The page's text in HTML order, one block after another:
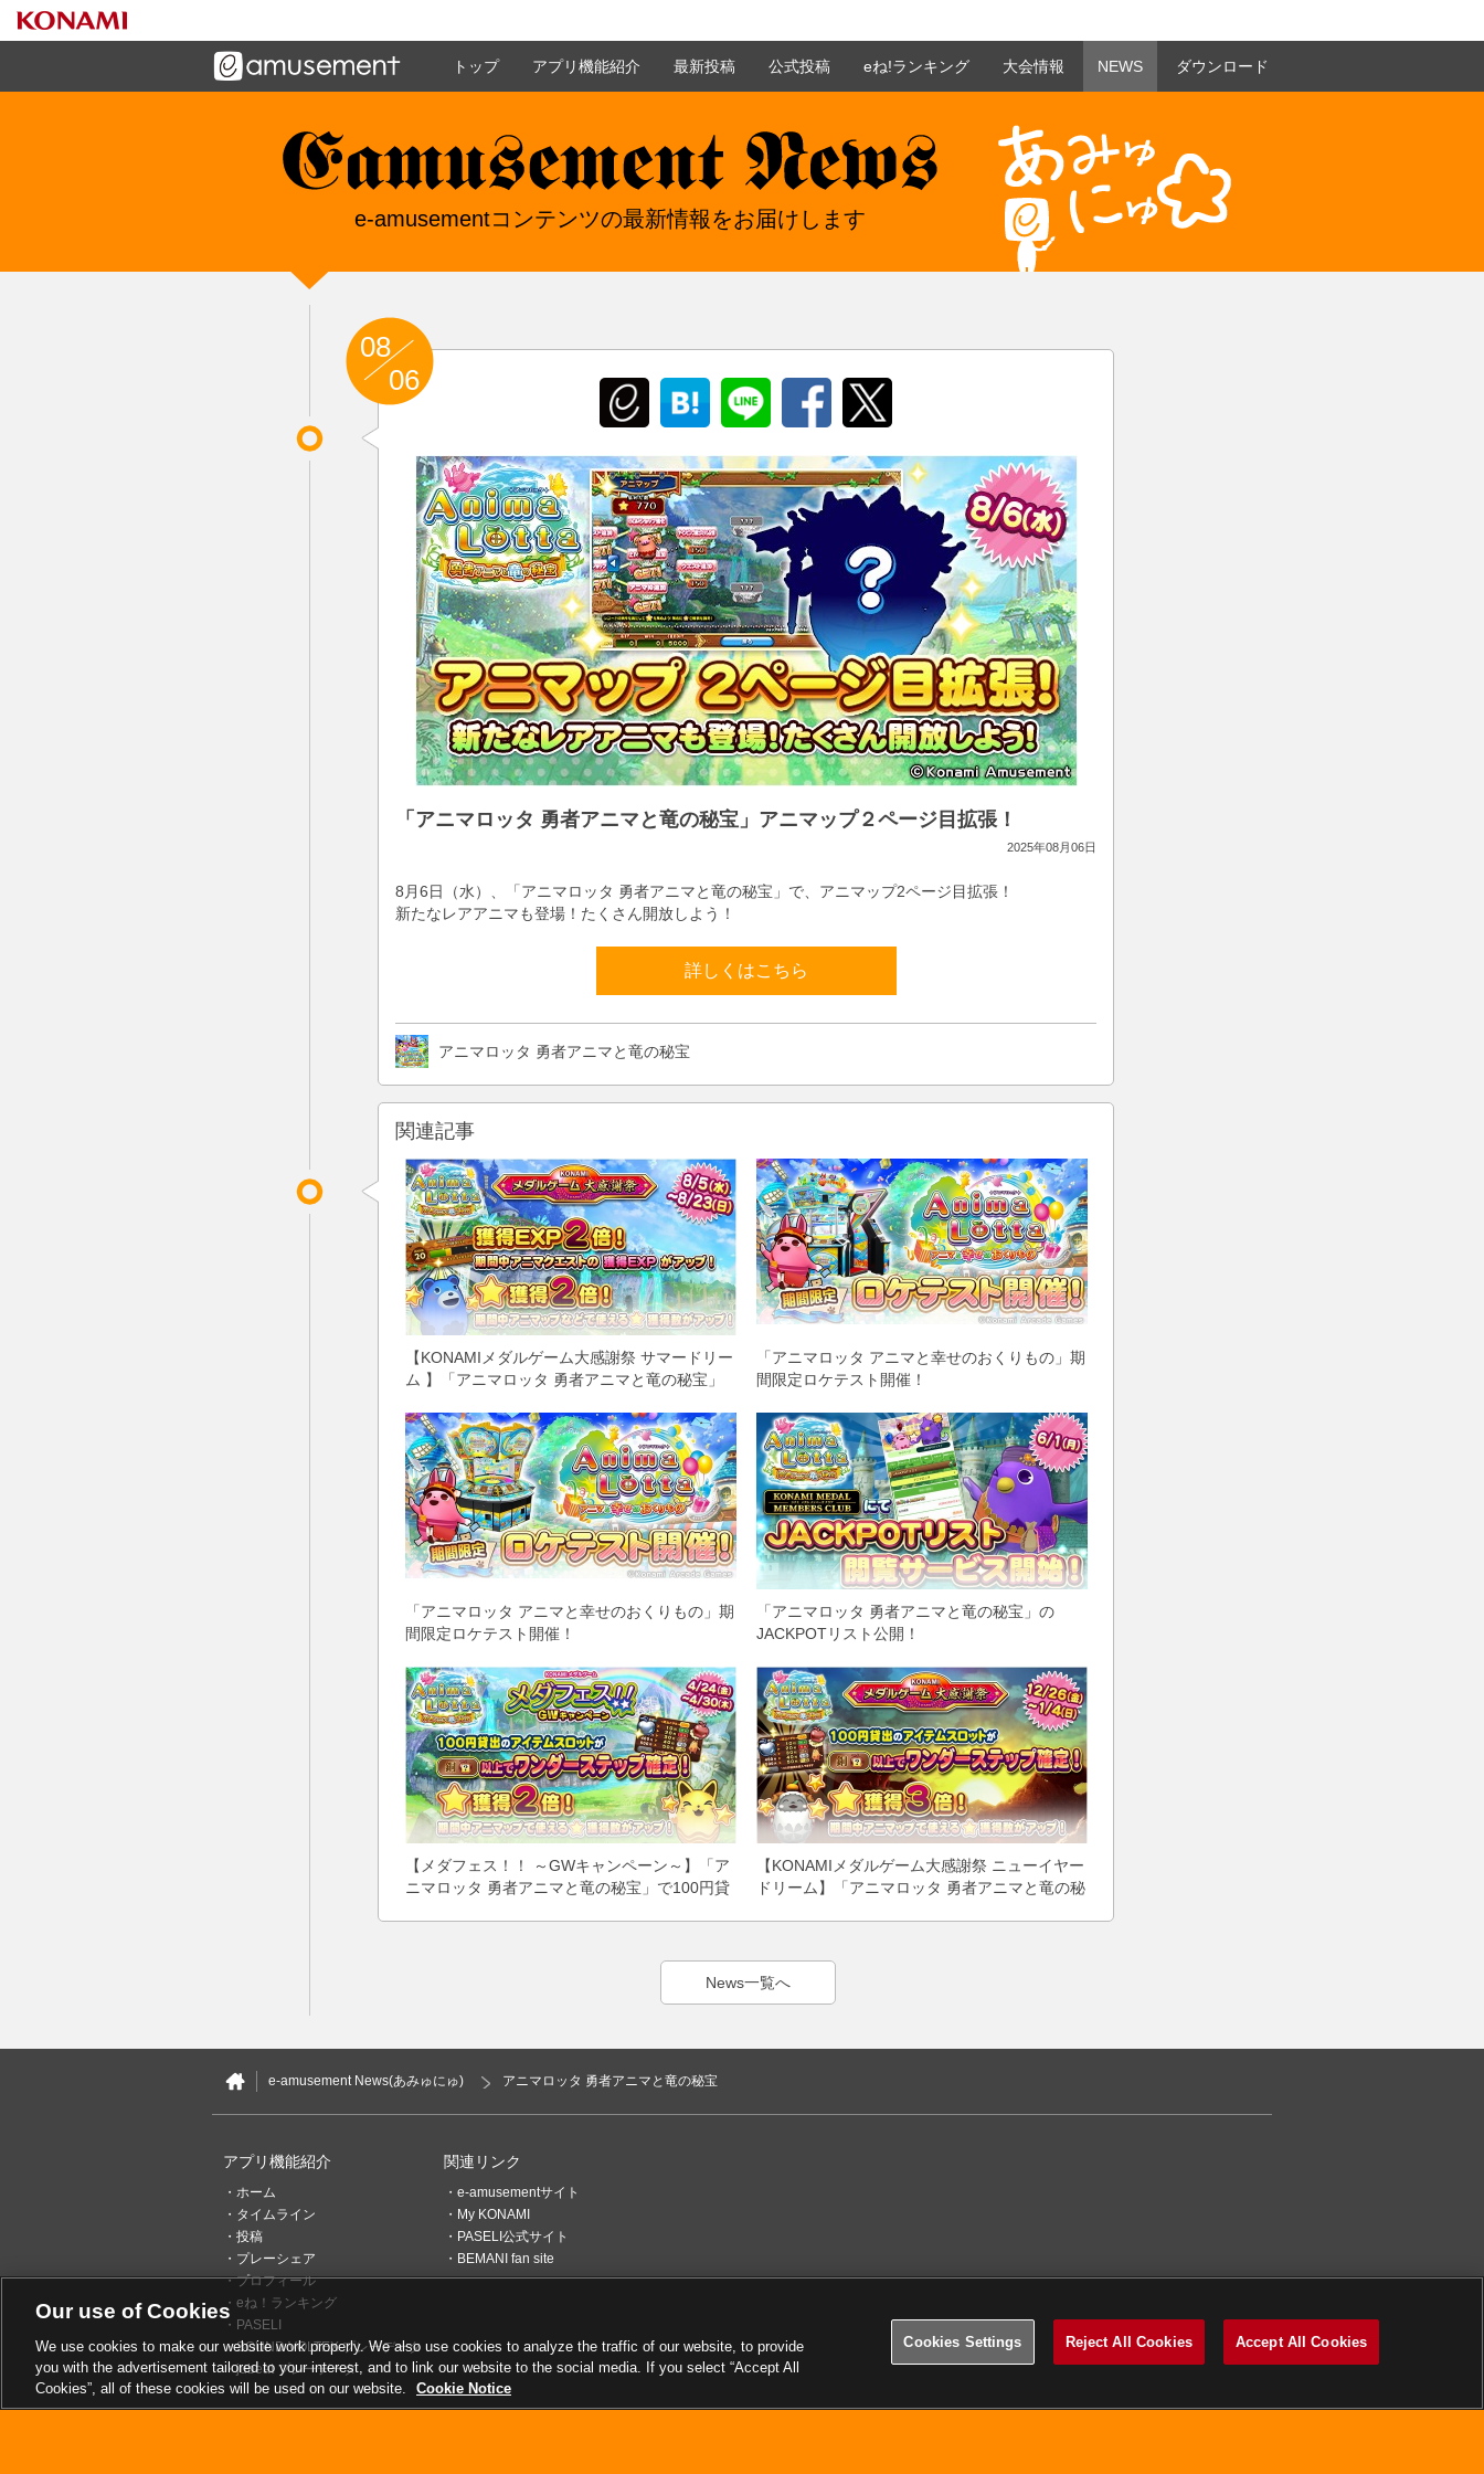
ゲームと連携したコミュニケーションアプリで
トップ アプリ機能紹介 最新投稿 公式投稿 eね!ランキング 大会情報 NEWS ダウンロード
e-amusement news - イーアミューズメントニュース
e-amusementコンテンツの最新情報をお届けします
「アニマロッタ 勇者アニマと竜の秘宝」アニマップ２ページ目拡張！
2025年08月06日
08
06
8月6日（水）、「アニマロッタ 勇者アニマと竜の秘宝」で、アニマップ2ページ目拡張！
新たなレアアニマも登場！たくさん開放しよう！
詳しくはこちら
アニマロッタ 勇者アニマと竜の秘宝
関連記事
【KONAMIメダルゲーム大感謝祭 サマードリー
ム 】「アニマロッタ 勇者アニマと竜の秘宝」
得2倍イベント実施！
「アニマロッタ アニマと幸せのおくりもの」期
間限定ロケテスト開催！
「アニマロッタ アニマと幸せのおくりもの」期
間限定ロケテスト開催！
「アニマロッタ 勇者アニマと竜の秘宝」の
JACKPOTリスト公開！
【メダフェス！！ ～GWキャンペーン～】「ア
ニマロッタ 勇者アニマと竜の秘宝」で100円貸
【KONAMIメダルゲーム大感謝祭 ニューイヤー
ドリーム】「アニマロッタ 勇者アニマと竜の秘
News一覧へ
e-amusement News(あみゅにゅ) アニマロッタ 勇者アニマと竜の秘宝
アプリ機能紹介
ホーム
タイムライン
投稿
プレーシェア
プロフィール
eね！ランキング
PASELI
SOUND VOLTEX プレーデータ
jubeat プレーデータ
関連リンク
e-amusementサイト
My KONAMI
PASELI公式サイト
BEMANI fan site
Our use of Cookies
We use cookies to make our website work properly. We also use cookies to analyze the traffic of our website, to provide
you with the advertisement tailored to your interest, and to link our website to the social media. If you select “Accept All
Cookies”, all of these cookies will be used on our website.
Cookie Notice
Cookies Settings Reject All Cookies Accept All Cookies